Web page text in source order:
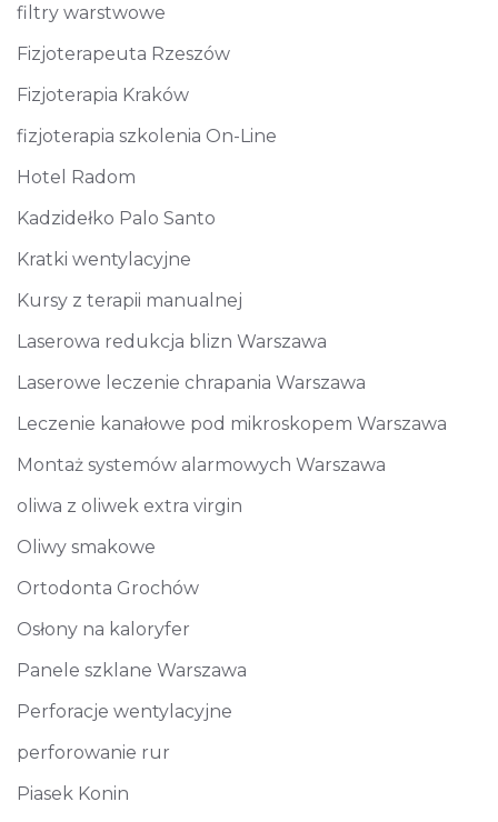
filtry warstwowe
Fizjoterapeuta Rzeszów
Fizjoterapia Kraków
fizjoterapia szkolenia On-Line
Hotel Radom
Kadzidełko Palo Santo
Kratki wentylacyjne
Kursy z terapii manualnej
Laserowa redukcja blizn Warszawa
Laserowe leczenie chrapania Warszawa
Leczenie kanałowe pod mikroskopem Warszawa
Montaż systemów alarmowych Warszawa
oliwa z oliwek extra virgin
Oliwy smakowe
Ortodonta Grochów
Osłony na kaloryfer
Panele szklane Warszawa
Perforacje wentylacyjne
perforowanie rur
Piasek Konin